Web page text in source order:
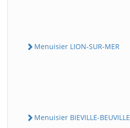
Menuisier LION-SUR-MER
Menuisier BIEVILLE-BEUVILLE